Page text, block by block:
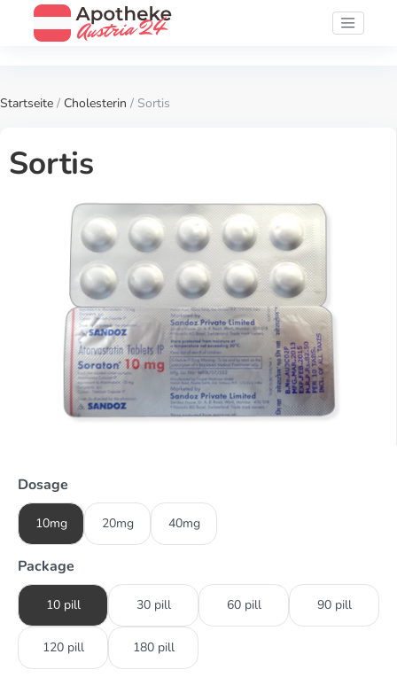
Startseite / Cholesterin / Sortis
Sortis
Dosage
10mg 20mg 40mg
Package
10 pill 30 pill 60 pill 90 pill
120 pill 180 pill